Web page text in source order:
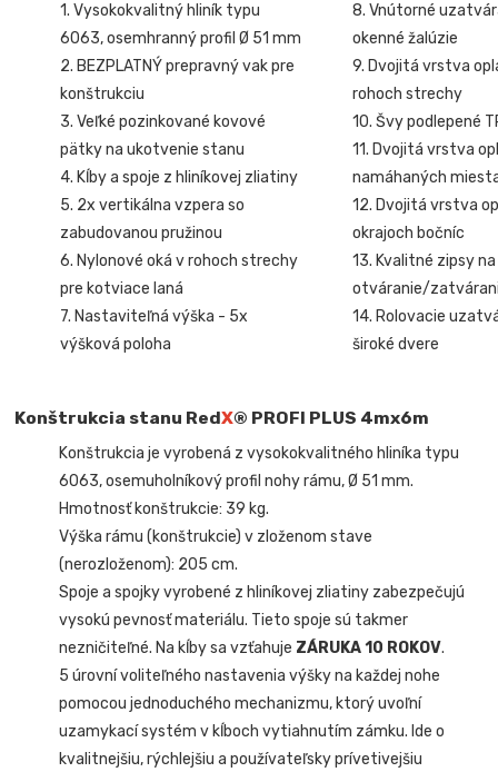
1. Vysokokvalitný hliník typu
6063, osemhranný profil Ø 51 mm
2. BEZPLATNÝ prepravný vak pre
konštrukciu
3. Veľké pozinkované kovové
pätky na ukotvenie stanu
4. Kĺby a spoje z hliníkovej zliatiny
5. 2x vertikálna vzpera so
zabudovanou pružinou
6. Nylonové oká v rohoch strechy
pre kotviace laná
7. Nastaviteľná výška - 5x
výšková poloha
8. Vnútorné
okenné žalúzie
9. Dvojitá vrstva
rohoch strechy
10. Švy podlepené
11. Dvojitá vrstva
namáhaných
12. Dvojitá vrstva
okrajoch bočníc
13. Kvalitné zipsy na
otváranie/
14. Rolovacie
široké dvere
Konštrukcia stanu RedX® PROFI PLUS 4mx6m
Konštrukcia je vyrobená z vysokokvalitného hliníka typu
6063, osemuholníkový profil nohy rámu, Ø 51 mm.
Hmotnosť konštrukcie: 39 kg.
Výška rámu (konštrukcie) v zloženom stave
(nerozloženom): 205 cm.
Spoje a spojky vyrobené z hliníkovej zliatiny zabezpečujú
vysokú pevnosť materiálu. Tieto spoje sú takmer
nezničiteľné. Na kĺby sa vzťahuje ZÁRUKA 10 ROKOV.
5 úrovní voliteľného nastavenia výšky na každej nohe
pomocou jednoduchého mechanizmu, ktorý uvoľní
uzamykací systém v kĺboch vytiahnutím zámku. Ide o
kvalitnejšiu, rýchlejšiu a používateľsky prívetivejšiu